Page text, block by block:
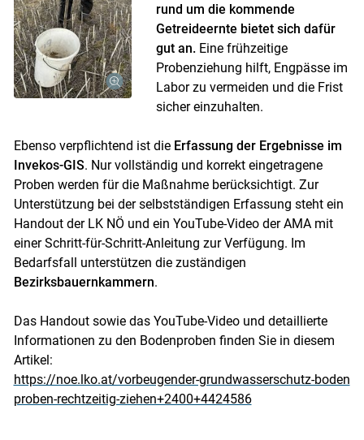
Skip to main content
rund um die kommende
Getreideernte bietet sich dafür
gut an.Eine frühzeitige
Probenziehung hilft, Engpässe im
Labor zu vermeiden und die Frist
sicher einzuhalten.
Ebenso verpflichtend ist die Erfassung der Ergebnisse im
Invekos-GIS. Nur vollständig und korrekt eingetragene
Proben werden für die Maßnahme berücksichtigt. Zur
Unterstützung bei der selbstständigen Erfassung steht ein
Handout der LK NÖ und ein YouTube-Video der AMA mit
einer Schritt-für-Schritt-Anleitung zur Verfügung. Im
Bedarfsfall unterstützen die zuständigen
Bezirksbauernkammern.
Das Handout sowie das YouTube-Video und detaillierte
Informationen zu den Bodenproben finden Sie in diesem
Artikel:
https://noe.lko.at/vorbeugender-grundwasserschutz-boden
proben-rechtzeitig-ziehen+2400+4424586